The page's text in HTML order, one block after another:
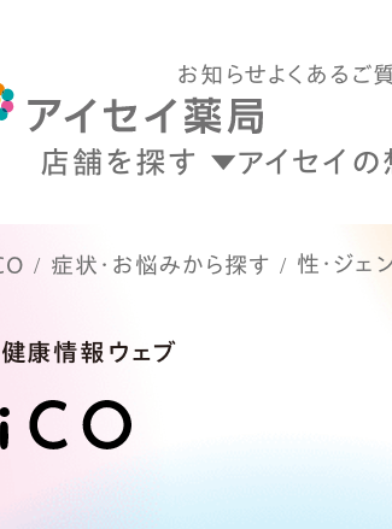
お知らせよくあるご
店舗を探す アイセイの
症状・お悩みから探す 性・ジェ
康情報ウェブ